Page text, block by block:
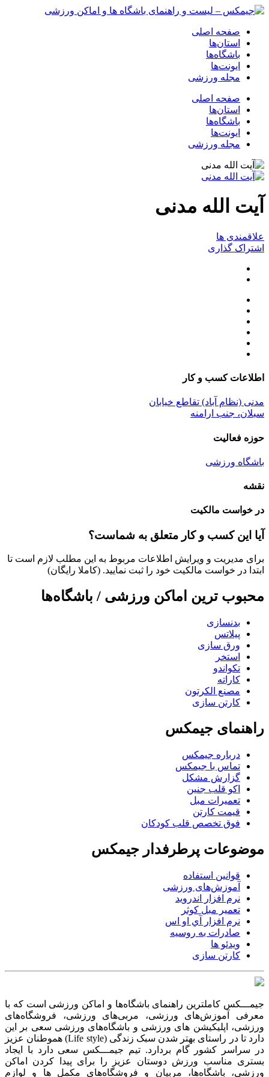
صفحه اصلی
استان‌ها
باشگاه‌ها
ایونت‌ها
مجله ورزشی
صفحه اصلی
استان‌ها
باشگاه‌ها
ایونت‌ها
مجله ورزشی
آیت الله مدنی
علاقمندی ها
اشتراک گذاری
اطلاعات کسب و کار
مدنی (نظام آباد) تقاطع خیابان
سبلان، جنب ارامنه
حوزه فعالیت
باشگاه ورزشی
نقشه
در خواست مالکیت
آیا این کسب و کار متعلق به شماست؟
برای مدیریت و ویرایش اطلاعات مربوط به این مطلب لازم است تا
ابتدا در خواست مالکیت خود را ثبت نمایید. (کاملا رایگان)
محبوب ترین اماکن ورزشی / باشگاه‌ها
بدنسازی
پیلاتس
ورق سازی
استخر
تکواندو
کاراته
مصنع الکرتون
کارتن سازی
راهنمای جیمکس
درباره جیمکس
تماس با جیمکس
گزارش مشکل
اکو قلب جنین
تعمیرات مبل
قیمت کارتن
فوق تخصص قلب کودکان
موضوعات پرطرفدار جیمکس
قوانین استفاده
آموزش‌های ورزشی
نرم افزار اندروید
تعمیر مبل کوثر
نرم افزار آي او اس
صادرات به روسیه
ویدئو ها
کارتن سازی
جیمـــکس کاملترین راهنمای باشگاه‌ها و اماکن ورزشی است که با
معرفی آموزش‌های ورزشی، مربی‌های ورزشی، فروشگاه‌های
ورزشی، اپلیکیشن های ورزشی و باشگاه‌های ورزشی سعی بر این
دارد تا در راستای بهتر شدن سبک زندگی (Life style) هموطنان عزیز
در سراسر کشور گام بردارد. تیم جیمـــکس سعی دارد با ایجاد
بستری مناسب ورزش دوستان عزیز را برای پیدا کردن اماکن
ورزشی، باشگاه‌ها، مربیان و فروشگاه‌های مکمل ها و لوازم